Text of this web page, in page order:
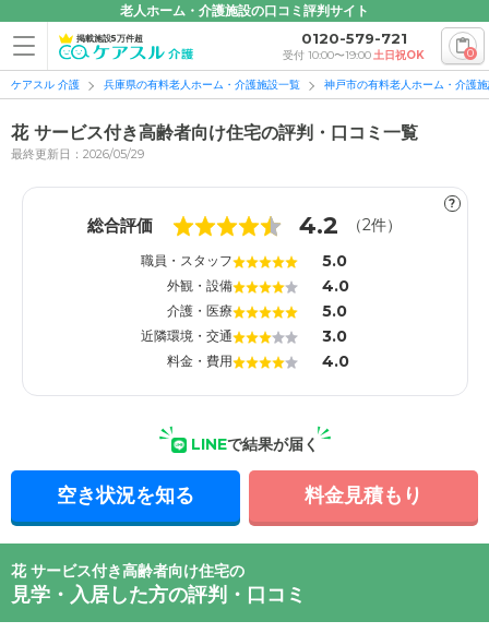
老人ホーム・介護施設の口コミ評判サイト
掲載施設5万件超 0120-579-721
受付 10:00〜19:00土日祝OK 0
ケアスル 介護 兵庫県の有料老人ホーム・介護施設一覧 神戸市の有料老人ホーム・介護
花 サービス付き高齢者向け住宅の評判・口コミ一覧
最終更新日：2026/05/29
?
総合評価 4.2 （2件）
職員・スタッフ 5.0
外観・設備 4.0
介護・医療 5.0
近隣環境・交通 3.0
料金・費用 4.0
LINEで結果が届く
空き状況を知る 料金見積もり
花 サービス付き高齢者向け住宅の
見学・入居した方の評判・口コミ